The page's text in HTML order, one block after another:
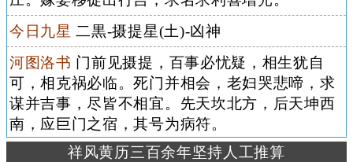
今日九星 二黒-摄提星(土)-凶神
河图洛书 门前见摄提，百事必忧疑，相生犹自
可，相克祸必临。死门并相会，老妇哭悲啼，求
谋并吉事，尽皆不相宜。先天坎北方，后天坤西
南，应巨门之宿，其号为病符。
祥风黄历三百余年坚持人工推算